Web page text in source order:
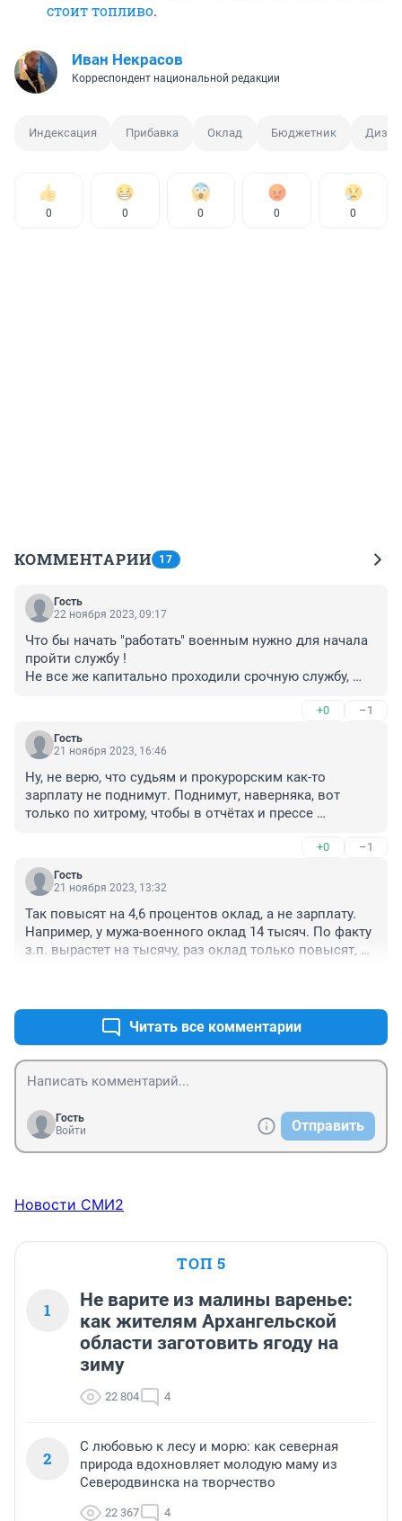
стоит топливо.
Иван Некрасов
Корреспондент национальной редакции
Индексация Прибавка Оклад Бюджетник
0 0 0 0 0
КОММЕНТАРИИ 17
Гость
22 ноября 2023, 09:17
Что бы начать "работать" военным нужно для начала
пройти службу !
Не все же капитально проходили срочную службу,
И запомни писатель, военным не "работают", а служат
!!!
+0 –1
Гость
21 ноября 2023, 16:46
Ну, не верю, что судьям и прокурорским как-то
зарплату не поднимут. Поднимут, наверняка, вот
только по хитрому, чтобы в отчётах и прессе
+0 –1
Гость
21 ноября 2023, 13:32
Так повысят на 4,6 процентов оклад, а не зарплату.
Например, у мужа-военного оклад 14 тысяч. По факту
з.п. вырастет на тысячу, раз оклад только повысят, ну
Инфляция уже все давно съела.
Читать все комментарии
Гость
Войти
Отправить
Новости СМИ2
ТОП 5
1
Не варите из малины варенье:
как жителям Архангельской
области заготовить ягоду на
зиму
22 804 4
2
С любовью к лесу и морю: как северная
природа вдохновляет молодую маму из
Северодвинска на творчество
22 367 4